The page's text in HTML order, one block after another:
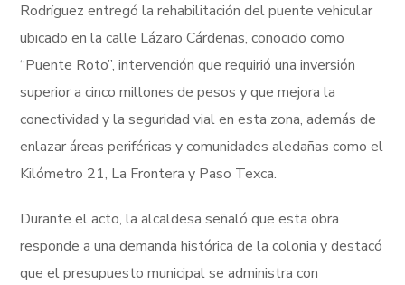
Rodríguez entregó la rehabilitación del puente vehicular
ubicado en la calle Lázaro Cárdenas, conocido como
“Puente Roto”, intervención que requirió una inversión
superior a cinco millones de pesos y que mejora la
conectividad y la seguridad vial en esta zona, además de
enlazar áreas periféricas y comunidades aledañas como el
Kilómetro 21, La Frontera y Paso Texca.
Durante el acto, la alcaldesa señaló que esta obra
responde a una demanda histórica de la colonia y destacó
que el presupuesto municipal se administra con